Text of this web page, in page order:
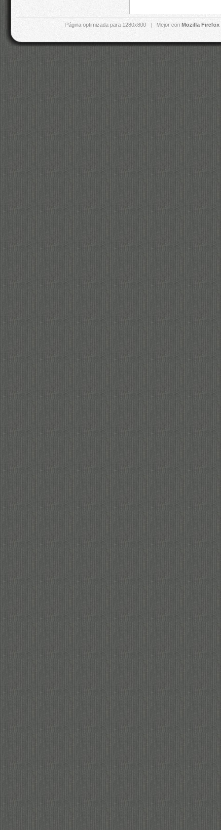
Página optimizada para 1280x800 | Mejor con Mozilla Firefox